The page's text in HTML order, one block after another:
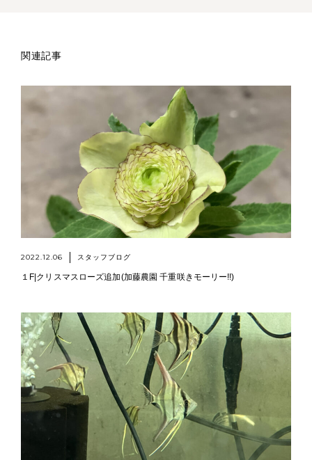
関連記事
2022.12.06 スタッフブログ
１F|クリスマスローズ追加(加藤農園 千重咲きモーリー!!)